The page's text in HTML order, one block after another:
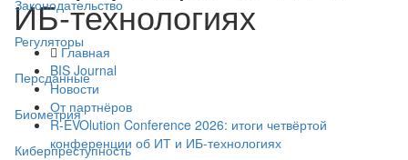
Законодательство
Регуляторы
Персданные
Биометрия
Киберпреступность
ИБ-технологиях
Главная
BIS Journal
Новости
От партнёров
R-EVOlution Conference 2026: итоги четвёртой
конференции об ИТ и ИБ-технологиях